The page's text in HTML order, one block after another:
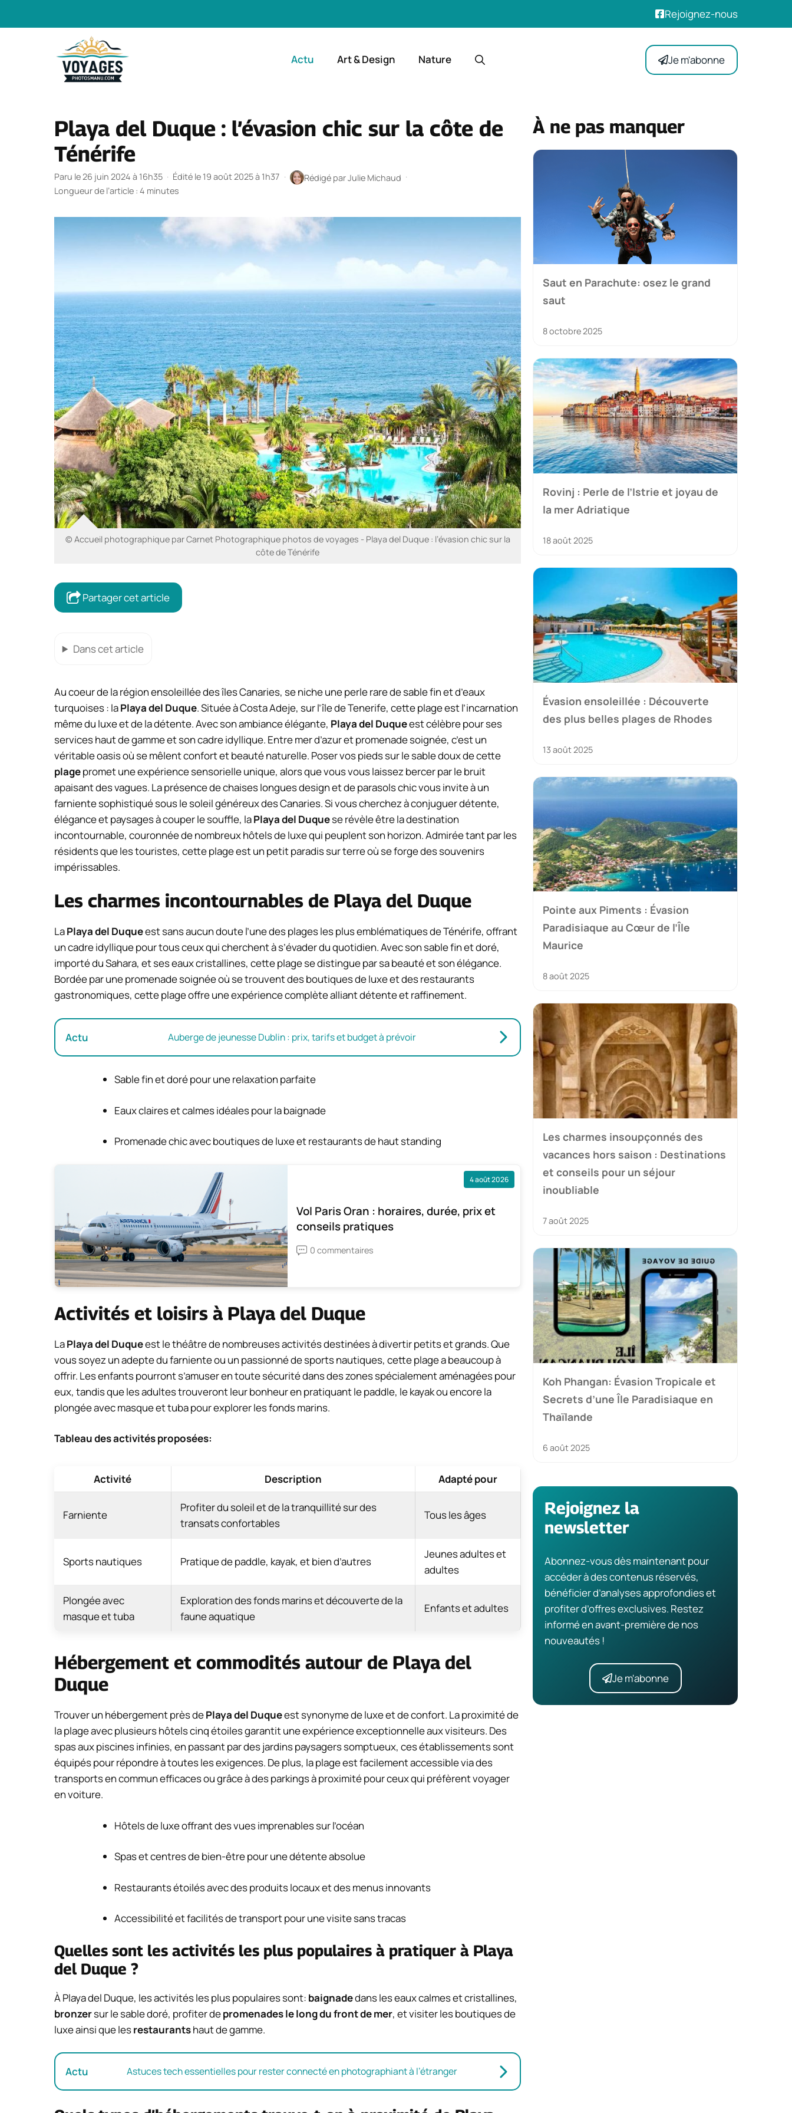
Rejoignez-nous
Actu Art & Design Nature Je m'abonne
Playa del Duque : l’évasion chic sur la côte de
Ténérife
Paru le 26 juin 2024 à 16h35 · Édité le 19 août 2025 à 1h37 · Rédigé parJulie Michaud ·
Longueur de l’article : 4 minutes
© Accueil photographique par Carnet Photographique photos de voyages - Playa del Duque : l’évasion chic sur la
côte de Ténérife
Partager cet article
Dans cet article
Au coeur de la région ensoleillée des îles Canaries, se niche une perle rare de sable fin et d’eaux
turquoises : laPlaya del Duque. Située à Costa Adeje, sur l’île de Tenerife, cette plage est l’incarnation
même du luxe et de la détente. Avec son ambiance élégante, Playa del Duqueest célèbre pour ses
services haut de gamme et son cadre idyllique. Entre mer d’azur et promenade soignée, c’est un
véritable oasis où se mêlent confort et beauté naturelle. Poser vos pieds sur le sable doux de cette
plagepromet une expérience sensorielle unique, alors que vous vous laissez bercer par le bruit
apaisant des vagues. La présence de chaises longues design et de parasols chic vous invite à un
farniente sophistiqué sous le soleil généreux des Canaries. Si vous cherchez à conjuguer détente,
élégance et paysages à couper le souffle, laPlaya del Duquese révèle être la destination
incontournable, couronnée de nombreux hôtels de luxe qui peuplent son horizon. Admirée tant par les
résidents que les touristes, cette plage est un petit paradis sur terre où se forge des souvenirs
impérissables.
Les charmes incontournables de Playa del Duque
LaPlaya del Duqueest sans aucun doute l’une des plages les plus emblématiques de Ténérife, offrant
un cadre idyllique pour tous ceux qui cherchent à s’évader du quotidien. Avec son sable fin et doré,
importé du Sahara, et ses eaux cristallines, cette plage se distingue par sa beauté et son élégance.
Bordée par une promenade soignée où se trouvent des boutiques de luxe et des restaurants
gastronomiques, cette plage offre une expérience complète alliant détente et raffinement.
Actu Auberge de jeunesse Dublin : prix, tarifs et budget à prévoir
Sable fin et doré pour une relaxation parfaite
Eaux claires et calmes idéales pour la baignade
Promenade chic avec boutiques de luxe et restaurants de haut standing
4 août 2026
Vol Paris Oran : horaires, durée, prix et
conseils pratiques
0 commentaires
Activités et loisirs à Playa del Duque
LaPlaya del Duqueest le théâtre de nombreuses activités destinées à divertir petits et grands. Que
vous soyez un adepte du farniente ou un passionné de sports nautiques, cette plage a beaucoup à
offrir. Les enfants pourront s’amuser en toute sécurité dans des zones spécialement aménagées pour
eux, tandis que les adultes trouveront leur bonheur en pratiquant le paddle, le kayak ou encore la
plongée avec masque et tuba pour explorer les fonds marins.
Tableau des activités proposées:
Activité Description Adapté pour
Farniente
Profiter du soleil et de la tranquillité sur des
transats confortables
Tous les âges
Sports nautiques Pratique de paddle, kayak, et bien d’autres
Jeunes adultes et
adultes
Plongée avec
masque et tuba
Exploration des fonds marins et découverte de la
faune aquatique
Enfants et adultes
Hébergement et commodités autour de Playa del
Duque
Trouver un hébergement près dePlaya del Duqueest synonyme de luxe et de confort. La proximité de
la plage avec plusieurs hôtels cinq étoiles garantit une expérience exceptionnelle aux visiteurs. Des
spas aux piscines infinies, en passant par des jardins paysagers somptueux, ces établissements sont
équipés pour répondre à toutes les exigences. De plus, la plage est facilement accessible via des
transports en commun efficaces ou grâce à des parkings à proximité pour ceux qui préfèrent voyager
en voiture.
Hôtels de luxe offrant des vues imprenables sur l’océan
Spas et centres de bien-être pour une détente absolue
Restaurants étoilés avec des produits locaux et des menus innovants
Accessibilité et facilités de transport pour une visite sans tracas
Quelles sont les activités les plus populaires à pratiquer à Playa
del Duque ?
À Playa del Duque, les activités les plus populaires sont: baignadedans les eaux calmes et cristallines,
bronzersur le sable doré, profiter depromenades le long du front de mer, et visiter les boutiques de
luxe ainsi que lesrestaurantshaut de gamme.
Actu Astuces tech essentielles pour rester connecté en photographiant à l’étranger
À ne pas manquer
Saut en Parachute: osez le grand
saut
8 octobre 2025
Rovinj : Perle de l’Istrie et joyau de
la mer Adriatique
18 août 2025
Évasion ensoleillée : Découverte
des plus belles plages de Rhodes
13 août 2025
Pointe aux Piments : Évasion
Paradisiaque au Cœur de l’Île
Maurice
8 août 2025
Les charmes insoupçonnés des
vacances hors saison : Destinations
et conseils pour un séjour
inoubliable
7 août 2025
Koh Phangan: Évasion Tropicale et
Secrets d’une Île Paradisiaque en
Thaïlande
6 août 2025
Rejoignez la
newsletter
Abonnez-vous dès maintenant pour
accéder à des contenus réservés,
bénéficier d’analyses approfondies et
profiter d’offres exclusives. Restez
informé en avant-première de nos
nouveautés !
Je m'abonne